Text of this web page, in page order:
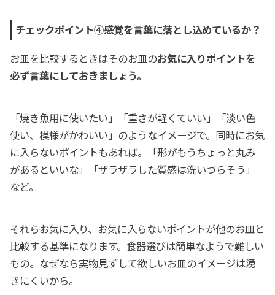
チェックポイント④感覚を言葉に落とし込めているか？
お皿を比較するときはそのお皿のお気に入りポイントを
必ず言葉にしておきましょう。
「焼き魚用に使いたい」「重さが軽くていい」「淡い色
使い、模様がかわいい」のようなイメージで。同時にお気
に入らないポイントもあれば。「形がもうちょっと丸み
があるといいな」「ザラザラした質感は洗いづらそう」
など。
それらお気に入り、お気に入らないポイントが他のお皿と
比較する基準になります。食器選びは簡単なようで難しい
もの。なぜなら実物見ずして欲しいお皿のイメージは湧
きにくいから。